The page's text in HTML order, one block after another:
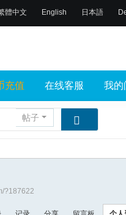
體中文 English 日本語
充值 在线客服 我的
帖子
?187622